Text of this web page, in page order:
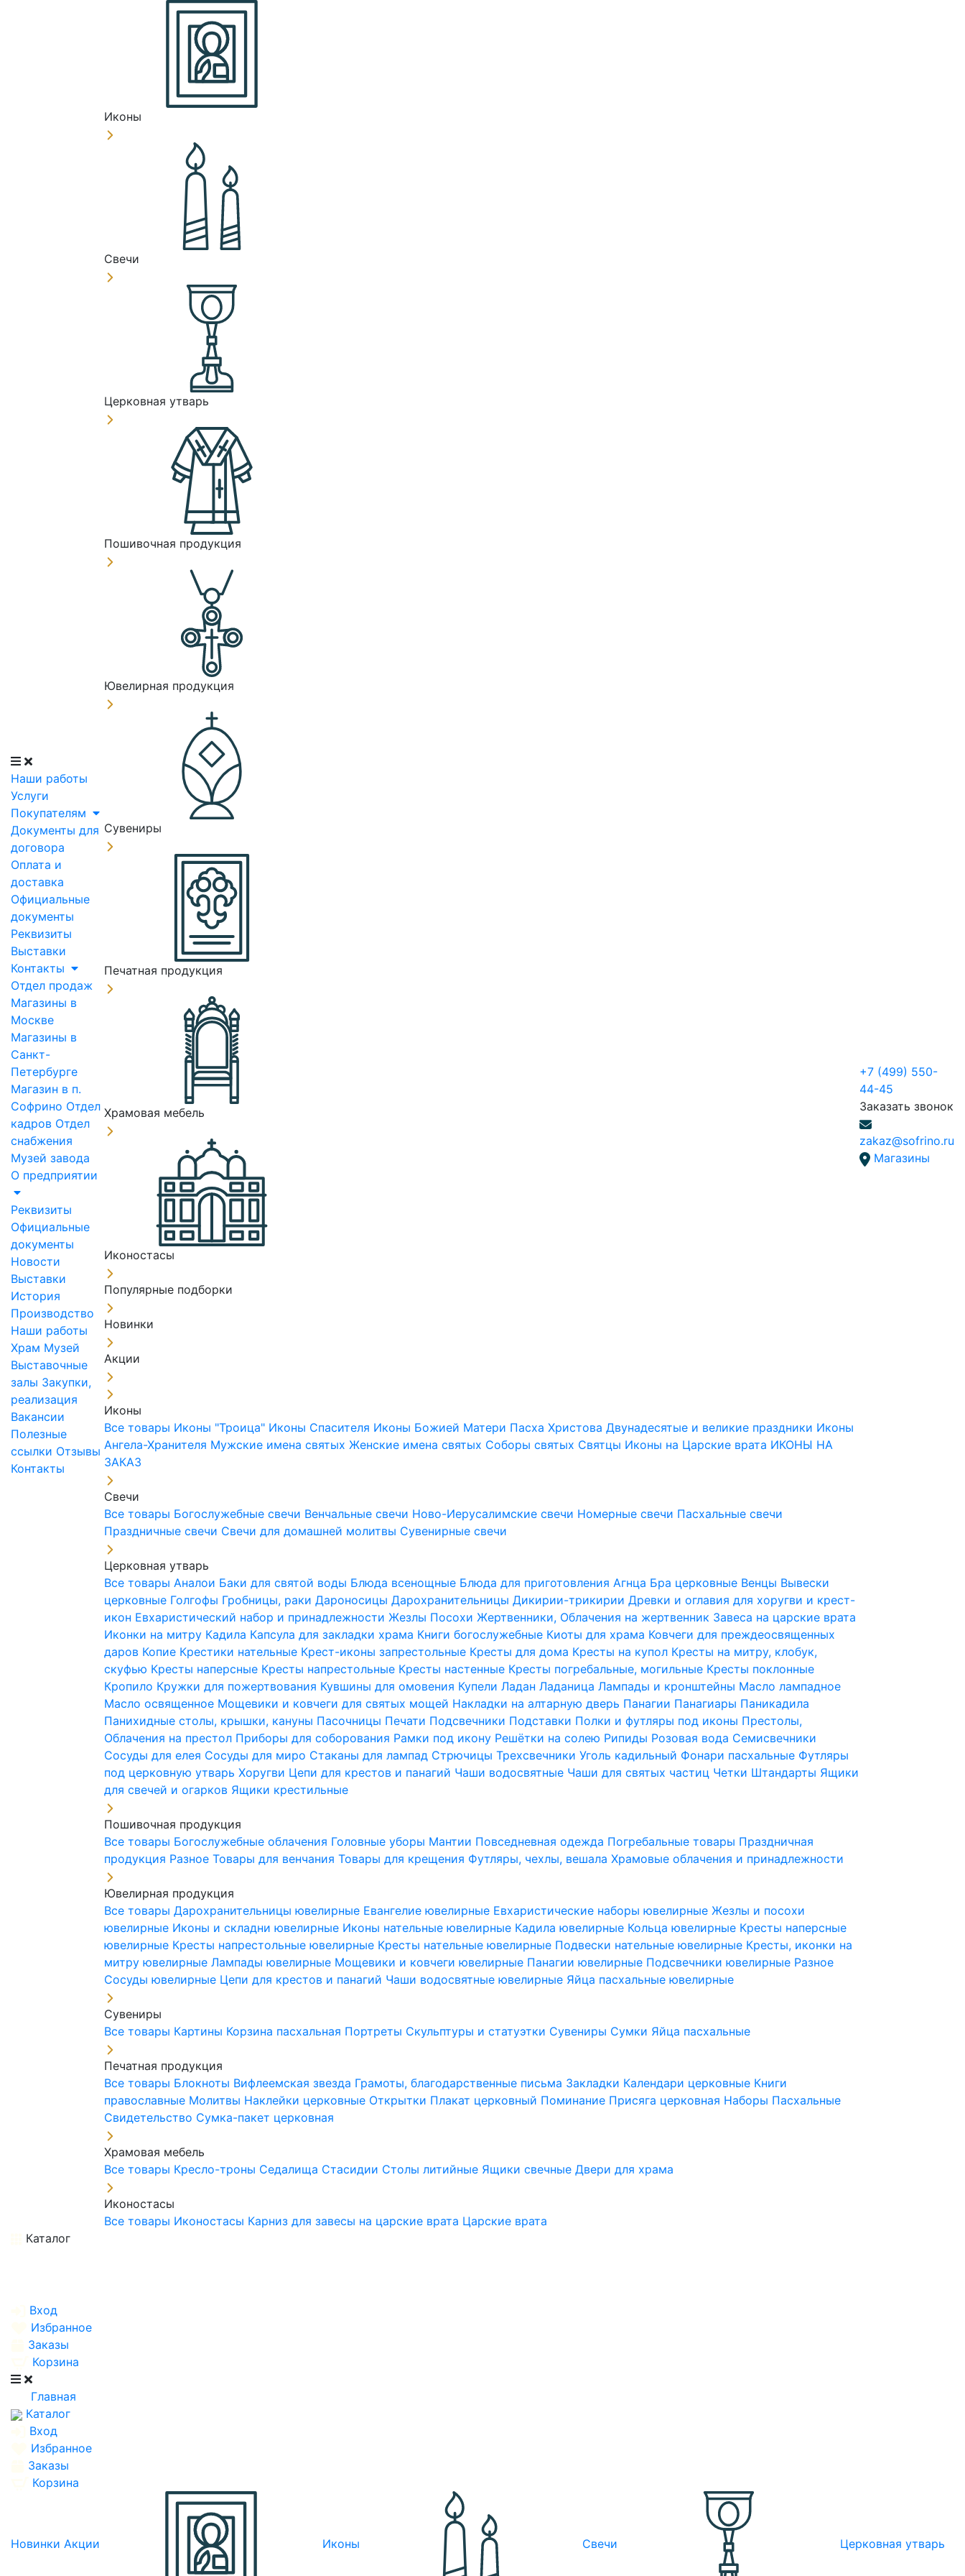
Наши работы
Услуги
Покупателям
Документы для
договора
Оплата и
доставка
Официальные
документы
Реквизиты
Выставки
Контакты
Отдел продаж
Магазины в
Москве
Магазины в
Санкт-
Петербурге
Магазин в п.
Софрино Отдел
кадров Отдел
снабжения
Музей завода
О предприятии
Реквизиты
Официальные
документы
Новости
Выставки
История
Производство
Наши работы
Храм Музей
Выставочные
залы Закупки,
реализация
Вакансии
Полезные
ссылки Отзывы
Контакты
Иконы
Свечи
Церковная утварь
Пошивочная продукция
Ювелирная продукция
Сувениры
Печатная продукция
Храмовая мебель
Иконостасы
Популярные подборки
Новинки
Акции
Иконы
Все товары Иконы "Троица" Иконы Спасителя Иконы Божией Матери Пасха ХристоваДвунадесятые и великие праздники Иконы
Ангела-Хранителя Мужские имена святыхЖенские имена святых Соборы святых Святцы Иконы на Царские врата ИКОНЫ НА
ЗАКАЗ
Свечи
Все товары Богослужебные свечи Венчальные свечи Ново-Иерусалимские свечи Номерные свечи Пасхальные свечи
Праздничные свечи Свечи для домашней молитвы Сувенирные свечи
Церковная утварь
Все товарыАналои Баки для святой воды Блюда всенощные Блюда для приготовления Агнца Бра церковные Венцы Вывески
церковные Голгофы Гробницы, ракиДароносицыДарохранительницыДикирии-трикирииДревки и оглавия для хоругви и крест-
икон Евхаристический набор и принадлежностиЖезлы ПосохиЖертвенники, Облачения на жертвенник Завеса на царские врата
Иконки на митру Кадила Капсула для закладки храма Книги богослужебные Киоты для храма Ковчеги для преждеосвященных
даров Копие Крестики нательные Крест-иконы запрестольные Кресты для дома Кресты на купол Кресты на митру, клобук,
скуфью Кресты наперсные Кресты напрестольные Кресты настенные Кресты погребальные, могильные Кресты поклонные
Кропило Кружки для пожертвования Кувшины для омовения КупелиЛаданЛаданицаЛампады и кронштейны Масло лампадное
Масло освященное Мощевики и ковчеги для святых мощей Накладки на алтарную дверь Панагии Панагиары Паникадила
Панихидные столы, крышки, кануны Пасочницы Печати Подсвечники Подставки Полки и футляры под иконы Престолы,
Облачения на престол Приборы для соборования Рамки под икону Решётки на солею Рипиды Розовая вода Семисвечники
Сосуды для елея Сосуды для миро Стаканы для лампад СтрючицыТрехсвечникиУголь кадильный Фонари пасхальные Футляры
под церковную утварьХоругви Цепи для крестов и панагий Чаши водосвятные Чаши для святых частиц Четки Штандарты Ящики
для свечей и огарков Ящики крестильные
Пошивочная продукция
Все товары Богослужебные облачения Головные уборы Мантии Повседневная одежда Погребальные товары Праздничная
продукция РазноеТовары для венчанияТовары для крещения Футляры, чехлы, вешалаХрамовые облачения и принадлежности
Ювелирная продукция
Все товарыДарохранительницы ювелирные Евангелие ювелирные Евхаристические наборы ювелирныеЖезлы и посохи
ювелирные Иконы и складни ювелирные Иконы нательные ювелирные Кадила ювелирные Кольца ювелирные Кресты наперсные
ювелирные Кресты напрестольные ювелирные Кресты нательные ювелирные Подвески нательные ювелирные Кресты, иконки на
митру ювелирныеЛампады ювелирные Мощевики и ковчеги ювелирные Панагии ювелирные Подсвечники ювелирные Разное
Сосуды ювелирные Цепи для крестов и панагий Чаши водосвятные ювелирные Яйца пасхальные ювелирные
Сувениры
Все товары Картины Корзина пасхальная Портреты Скульптуры и статуэтки Сувениры Сумки Яйца пасхальные
Печатная продукция
Все товары Блокноты Вифлеемская звезда Грамоты, благодарственные письма Закладки Календари церковные Книги
православные Молитвы Наклейки церковные Открытки Плакат церковный Поминание Присяга церковная Наборы Пасхальные
Свидетельство Сумка-пакет церковная
Храмовая мебель
Все товары Кресло-троны Седалища Стасидии Столы литийные Ящики свечныеДвери для храма
Иконостасы
Все товары Иконостасы Карниз для завесы на царские врата Царские врата
+7 (499) 550-
44-45
Заказать звонок
zakaz@sofrino.ru
Магазины
Каталог
Вход
Избранное
Заказы
Корзина
Главная
Каталог
Вход
Избранное
Заказы
Корзина
Новинки Акции Иконы Свечи Церковная утварь